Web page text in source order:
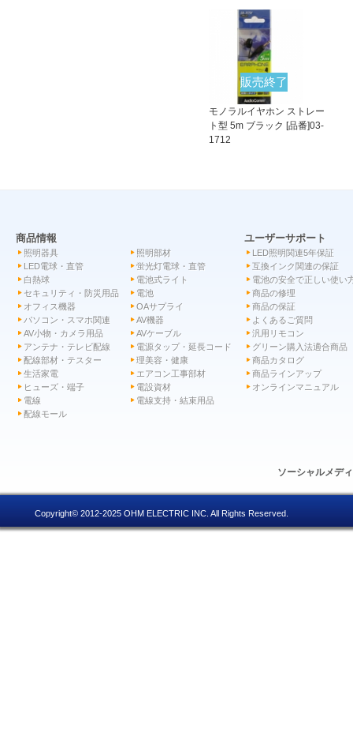
販売終了
モノラルイヤホン ストレー
ト型 5m ブラック [品番]03-
1712
商品情報
照明器具
照明部材
LED電球・直管
蛍光灯電球・直管
白熱球
電池式ライト
セキュリティ・防災用品
電池
オフィス機器
OAサプライ
パソコン・スマホ関連
AV機器
AV小物・カメラ用品
AVケーブル
アンテナ・テレビ配線
電源タップ・延長コード
配線部材・テスター
理美容・健康
生活家電
エアコン工事部材
ヒューズ・端子
電設資材
電線
電線支持・結束用品
配線モール
ユーザーサポート
LED照明関連5年保証
互換インク関連の保証
電池の安全で正しい使い
商品の修理
商品の保証
よくあるご質問
汎用リモコン
グリーン購入法適合商品
商品カタログ
商品ラインアップ
オンラインマニュアル
ソーシャルメデ
Copyright© 2012-2025 OHM ELECTRIC INC. All Rights Reserved.